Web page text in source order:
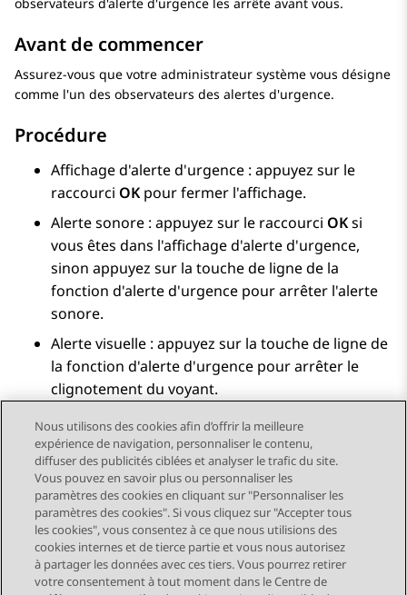
Avant de commencer
Assurez-vous que votre administrateur système vous désigne
comme l'un des observateurs des alertes d'urgence.
Procédure
Affichage d'alerte d'urgence : appuyez sur le
raccourci OKpour fermer l'affichage.
Alerte sonore : appuyez sur le raccourci OKsi
vous êtes dans l'affichage d'alerte d'urgence,
sinon appuyez sur la touche de ligne de la
fonction d'alerte d'urgence pour arrêter l'alerte
sonore.
Alerte visuelle : appuyez sur la touche de ligne de
la fonction d'alerte d'urgence pour arrêter le
clignotement du voyant.
Send Feedback
Navigation par sujet
Sujet précédent Sujet suivant
Nous utilisons des cookies afin d’offrir la meilleure
expérience de navigation, personnaliser le contenu,
diffuser des publicités ciblées et analyser le trafic du site.
Vous pouvez en savoir plus ou personnaliser les
paramètres des cookies en cliquant sur "Personnaliser les
paramètres des cookies". Si vous cliquez sur "Accepter tous
les cookies", vous consentez à ce que nous utilisions des
cookies internes et de tierce partie et vous nous autorisez
à partager les données avec ces tiers. Vous pourrez retirer
votre consentement à tout moment dans le Centre de